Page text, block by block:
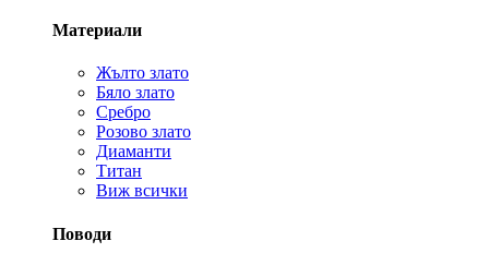
Материали
Жълто злато
Бяло злато
Сребро
Розово злато
Диаманти
Титан
Виж всички
Поводи